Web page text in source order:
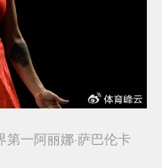
一阿丽娜·萨巴伦卡